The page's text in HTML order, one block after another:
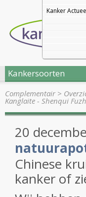
Kanker
Kankersoorten
Complementair>
Kanglaite - Shenqui
20
Chinese
kanker of